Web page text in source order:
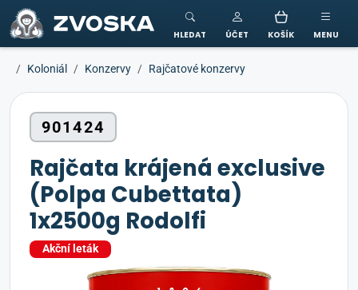
ZVOSKA
HLEDAT ÚČET KOŠÍK MENU
Koloniál Konzervy Rajčatové konzervy
901424
Rajčata krájená exclusive
(Polpa Cubettata)
1x2500g Rodolfi
Akční leták